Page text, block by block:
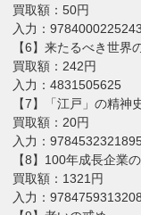
買取額：50円
入力：9784000225243
【6】来たるべき世界
買取額：242円
入力：4831505625
【7】「江戸」の精
買取額：20円
入力：
【8】100年成長企業
買取額：1321円
入力：9784759313208